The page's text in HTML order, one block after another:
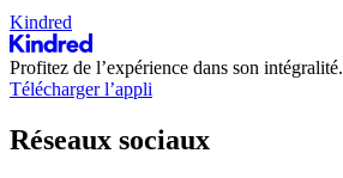
Kindred
Profitez de l’expérience dans son intégralité.
Télécharger l’appli
Réseaux sociaux